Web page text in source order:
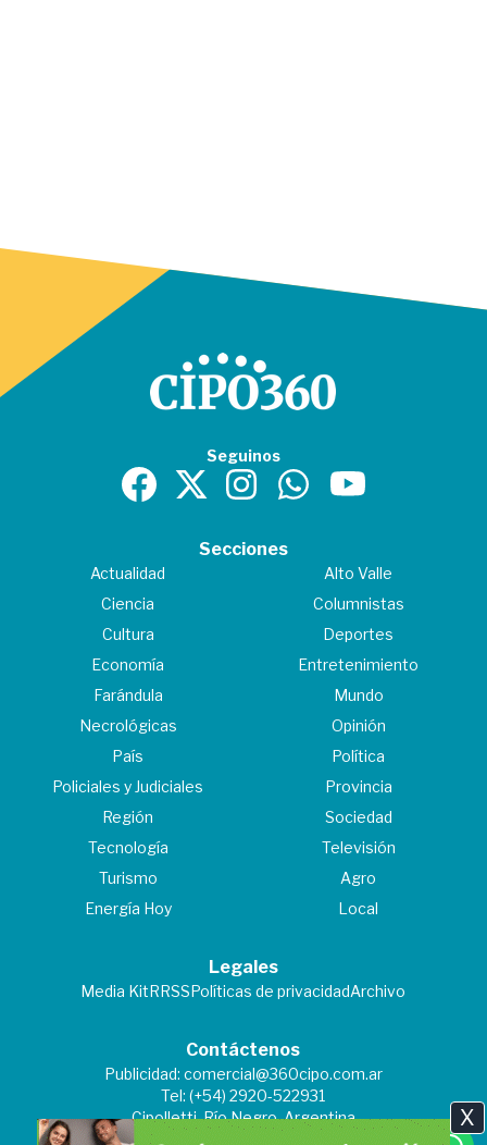
Seguinos
Secciones
Actualidad
Alto Valle
Ciencia
Columnistas
Cultura
Deportes
Economía
Entretenimiento
Farándula
Mundo
Necrológicas
Opinión
País
Política
Policiales y Judiciales
Provincia
Región
Sociedad
Tecnología
Televisión
Turismo
Agro
Energía Hoy
Local
Legales
Media KitRRSSPolíticas de privacidadArchivo
Contáctenos
Publicidad: comercial@360cipo.com.ar
Tel: (+54) 2920-522931
Cipolletti, Río Negro, Argentina
X